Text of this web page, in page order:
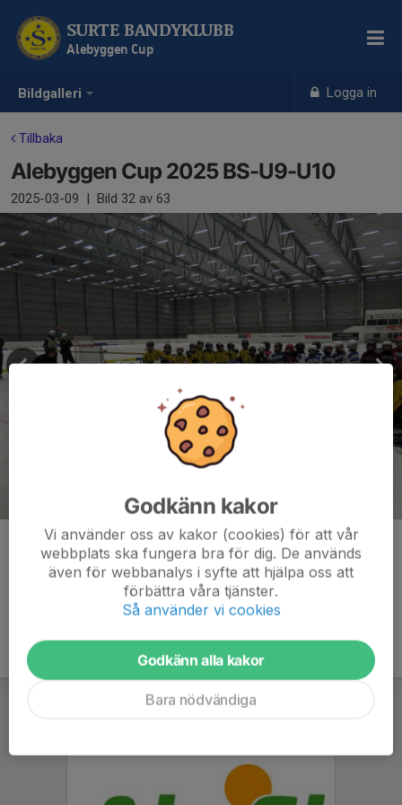
Bildgalleri Logga in
SURTE BANDYKLUBB
Alebyggen Cup
Tillbaka
Alebyggen Cup 2025 BS-U9-U10
2025-03-09 | Bild 32 av 63
Kommentarer
Godkänn kakor
Vi använder oss av kakor (cookies) för att vår
webbplats ska fungera bra för dig. De används
även för webbanalys i syfte att hjälpa oss att
förbättra våra tjänster.
Så använder vi cookies
Godkänn alla kakor
Bara nödvändiga